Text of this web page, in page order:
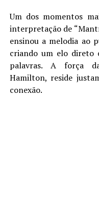
Um dos momentos
interpretação de
ensinou a melodia ao
criando um elo direto
palavras. A força
Hamilton, reside
conexão.